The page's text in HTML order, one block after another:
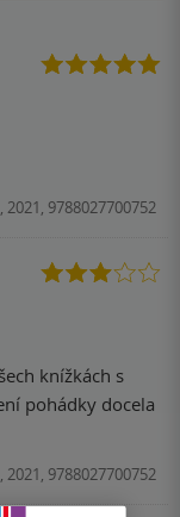
9788027700752
knížkách s
pohádky docela
9788027700752